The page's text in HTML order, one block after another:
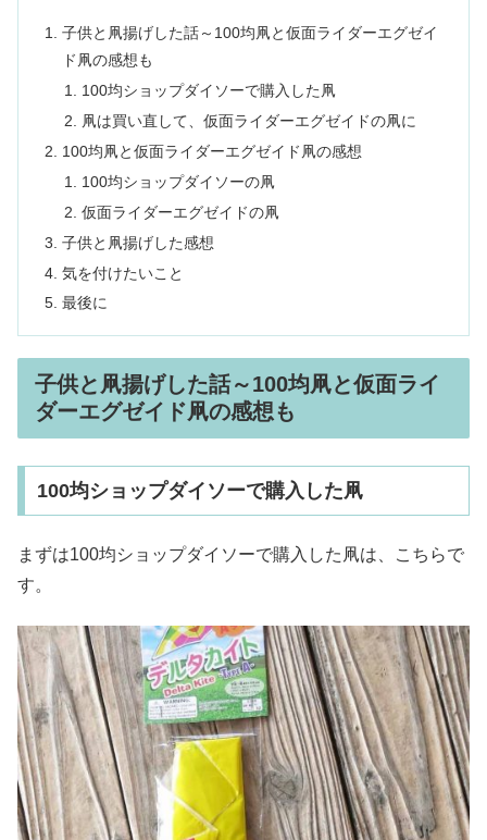
子供と凧揚げした話～100均凧と仮面ライダーエグゼイ
ド凧の感想も
100均ショップダイソーで購入した凧
凧は買い直して、仮面ライダーエグゼイドの凧に
100均凧と仮面ライダーエグゼイド凧の感想
100均ショップダイソーの凧
仮面ライダーエグゼイドの凧
子供と凧揚げした感想
気を付けたいこと
最後に
子供と凧揚げした話～100均凧と仮面ライ
ダーエグゼイド凧の感想も
100均ショップダイソーで購入した凧
まずは100均ショップダイソーで購入した凧は、こちらで
す。